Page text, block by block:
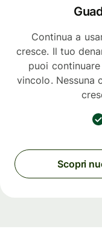
Continua a
cresce. Il tuo
puoi
vincolo. Nessuna
Scopri